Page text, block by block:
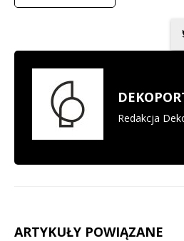
Redakcja
ARTYKUŁY POWIĄZANE